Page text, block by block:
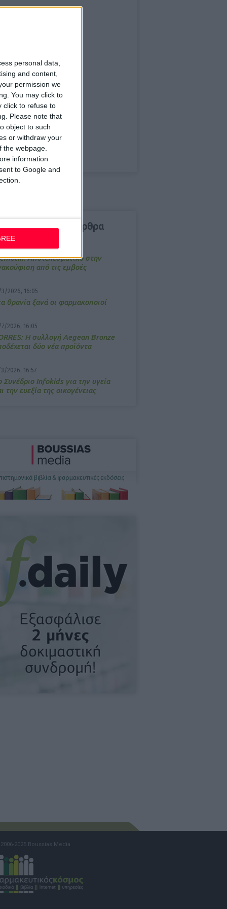
personal data,
and content,
permission we
You may click to
click to refuse to
Please note that
object to such
or withdraw your
webpage.
information
to Google and
δημοφιλέστερα άρθρα
2026, 17:25
Αποτελεσματικό στην
από τις εμβοές
3/2026, 16:05
θρανία ξανά οι φαρμακοποιοί
7/2026, 16:05
Η συλλογή Aegean Bronze
δύο νέα προϊόντα
3/2026, 16:57
Συνέδριο Infokids για την υγεία
την ευεξία της οικογένειας
2025 Boussias Media